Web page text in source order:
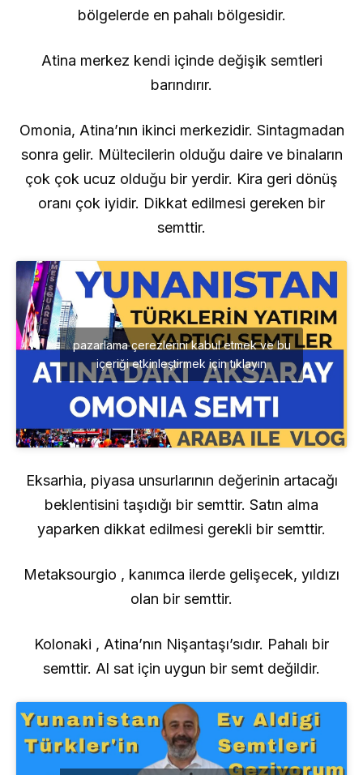
bölgelerde en pahalı bölgesidir.
Atina merkez kendi içinde değişik semtleri
barındırır.
Omonia, Atina’nın ikinci merkezidir. Sintagmadan
sonra gelir. Mültecilerin olduğu daire ve binaların
çok çok ucuz olduğu bir yerdir. Kira geri dönüş
oranı çok iyidir. Dikkat edilmesi gereken bir
semttir.
pazarlama çerezlerini kabul etmek ve bu
içeriği etkinleştirmek için tıklayın
Eksarhia, piyasa unsurlarının değerinin artacağı
beklentisini taşıdığı bir semttir. Satın alma
yaparken dikkat edilmesi gerekli bir semttir.
Metaksourgio , kanımca ilerde gelişecek, yıldızı
olan bir semttir.
Kolonaki , Atina’nın Nişantaşı’sıdır. Pahalı bir
semttir. Al sat için uygun bir semt değildir.